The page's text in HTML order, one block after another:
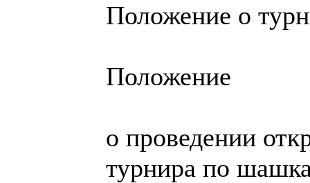
Положение о
Положение
о проведении
турнира по